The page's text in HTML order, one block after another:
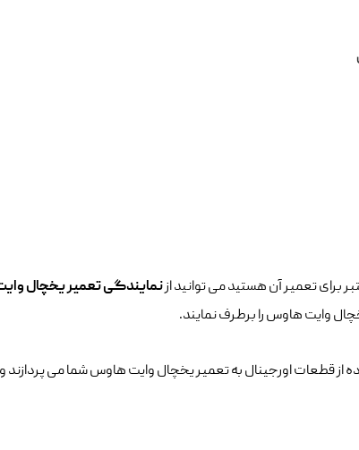
نمایندگی تعمیر یخچال
وایت هاوس را برطرف نمایند.
از قطعات اورجینال به تعمیر یخچال وایت هاوس شما می